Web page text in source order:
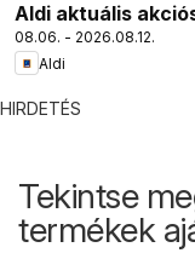
Aldi aktuális
08.06. - 2026.08.12.
Aldi
HIRDETÉS
Tekintse
termékek